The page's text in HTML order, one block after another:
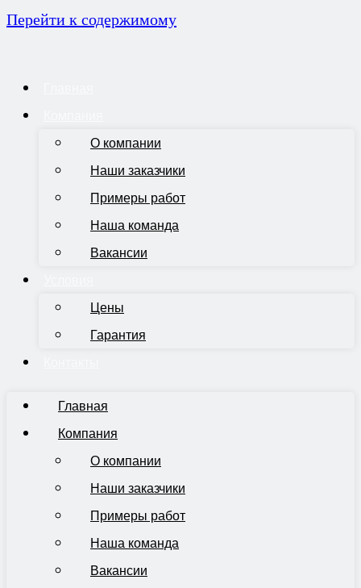
Перейти к содержимому
О компании
Наши заказчики
Примеры работ
Наша команда
Вакансии
Цены
Гарантия
Главная
Компания
О компании
Наши заказчики
Примеры работ
Наша команда
Вакансии